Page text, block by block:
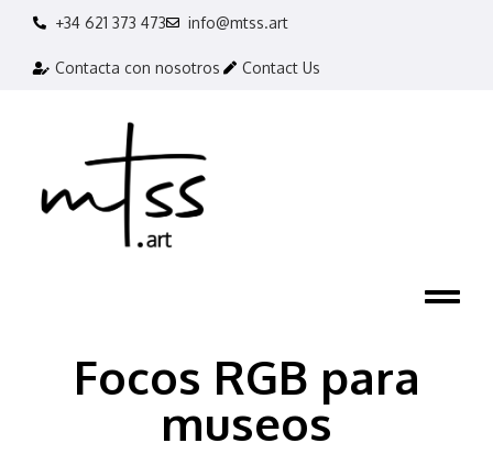
+34 621 373 473 info@mtss.art
Contacta con nosotros Contact Us
Focos RGB para
museos